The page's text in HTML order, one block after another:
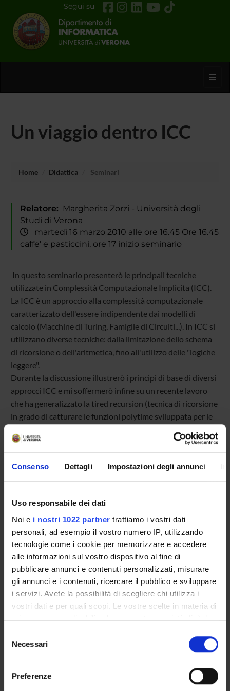
Consenso Dettagli Impostazioni degli annunci
Uso responsabile dei dati
Noi e i nostri 1022 partner trattiamo i vostri dati
personali, ad esempio il vostro numero IP, utilizzando
tecnologie come i cookie per memorizzare e accedere
alle informazioni sul vostro dispositivo al fine di
pubblicare annunci e contenuti personalizzati, misurare
gli annunci e i contenuti, ricercare il pubblico e sviluppare
i servizi. Avete la possibilità di scegliere chi utilizza i
vostri dati e per quali scopi. Le vostre scelte in materia di
privacy sono applicabili solo su questa proprietà digitale
modificare o revocare il proprio consenso in qualsiasi
momento dalla Dichiarazione sui cookie o facendo clic
delNecessari
Preferenze
Segui su
Un viaggio dentro ICC
Home Didattica Seminari
Relatore: Margherita Zorzi - Università degli
Studi di Verona
martedì 16 marzo 2010 alle ore 16.45 Ore 16.45
caffe' e pasticcini, ore 17 inizio seminario
In questo seminario presenterò le principali tecniche
utilizzate in Complessità Computazionale Implicita (ICC).
La ICC è un approccio alla complessità computazionale
caratterizzato dell'essere indipendente dai modelli di
calcolo (Macchine di Turing, Famiglie di Circuiti...). In ICC si
utilizzano diverse tecniche: dalla limitazione dello schema
di ricorsione o dell'aritmetica, fino all'utilizzo delle "logiche
leggere".
Durante la discussione illustrerò i principi di base di diversi
approcci ICC e mi soffermerò infine su un recente lavoro
che ha generalizzato la tired recursion (tecnica di ricorsione
in grado di catturare le funzioni polytime sviluppata per le
estendendola a tutte le free algebras.
Ca' Vignal - Piramide, Piano 0,Sala Verde
Referente
Referente esterno
Data pubblicazione
4 marzo 2010
DOTTORATI, MASTER E FORMAZIONE SUPERIORE